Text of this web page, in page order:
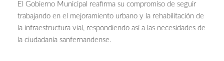
El Gobierno Municipal reafirma su compromiso de seguir
trabajando en el mejoramiento urbano y la rehabilitación de
la infraestructura vial, respondiendo así a las necesidades de
la ciudadanía sanfernandense.